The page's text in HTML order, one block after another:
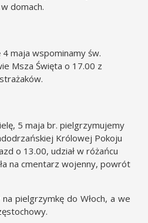
domach.
maja wspominamy św.
Msza Święta o 17.00 z
5 maja br. pielgrzymujemy
Królowej Pokoju
o 13.00, udział w różańcu
na cmentarz wojenny, powrót
pielgrzymkę do Włoch, a we